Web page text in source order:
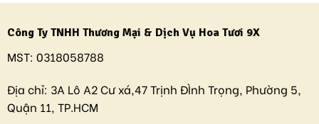
Công Ty TNHH Thương Mại & Dịch Vụ Hoa Tươi 9X
MST: 0318058788
Địa chỉ: 3A Lô A2 Cư xá,47 Trịnh ĐÌnh Trọng, Phường 5,
Quận 11, TP.HCM